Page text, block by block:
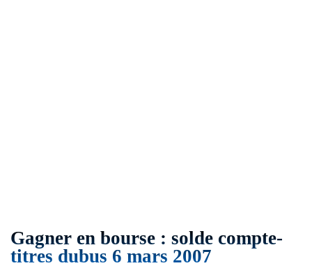
Gagner en bourse : solde compte-
titres dubus 6 mars 2007